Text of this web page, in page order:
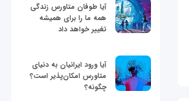
آیا طوفان متاورس زندگی
همه ما را برای همیشه
تغییر خواهد داد
آیا ورود ایرانیان به دنیای
متاورس امکان‌پذیر است؟
چگونه؟